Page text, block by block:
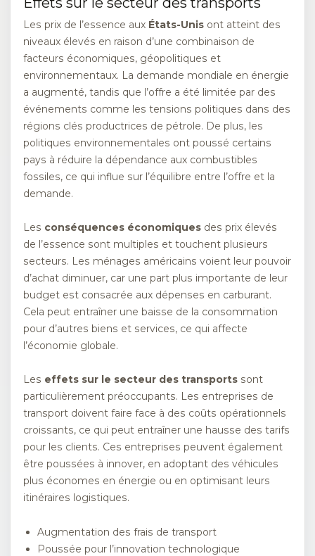
Les prix de l’essence aux États-Unis ont atteint des
niveaux élevés en raison d’une combinaison de
facteurs économiques, géopolitiques et
environnementaux. La demande mondiale en énergie
a augmenté, tandis que l’offre a été limitée par des
événements comme les tensions politiques dans des
régions clés productrices de pétrole. De plus, les
politiques environnementales ont poussé certains
pays à réduire la dépendance aux combustibles
fossiles, ce qui influe sur l’équilibre entre l’offre et la
demande.
Les conséquences économiques des prix élevés
de l’essence sont multiples et touchent plusieurs
secteurs. Les ménages américains voient leur pouvoir
d’achat diminuer, car une part plus importante de leur
budget est consacrée aux dépenses en carburant.
Cela peut entraîner une baisse de la consommation
pour d’autres biens et services, ce qui affecte
l’économie globale.
Les effets sur le secteur des transports sont
particulièrement préoccupants. Les entreprises de
transport doivent faire face à des coûts opérationnels
croissants, ce qui peut entraîner une hausse des tarifs
pour les clients. Ces entreprises peuvent également
être poussées à innover, en adoptant des véhicules
plus économes en énergie ou en optimisant leurs
itinéraires logistiques.
Augmentation des frais de transport
Poussée pour l’innovation technologique